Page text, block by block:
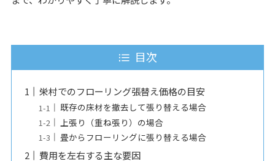
目次
栄村でのフローリング張替え価格の目安
既存の床材を撤去して張り替える場合
上張り（重ね張り）の場合
畳からフローリングに張り替える場合
費用を左右する主な要因